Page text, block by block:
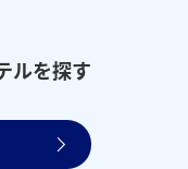
ルを探す